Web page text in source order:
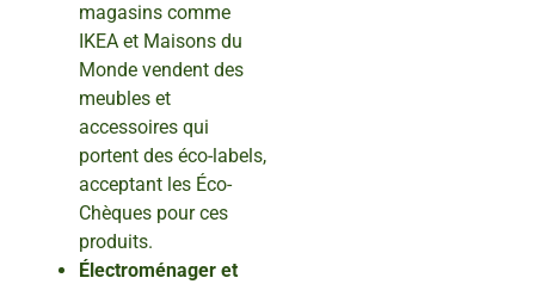
magasins comme
IKEA et Maisons du
Monde vendent des
meubles et
accessoires qui
portent des éco-labels,
acceptant les Éco-
Chèques pour ces
produits.
Électroménager et